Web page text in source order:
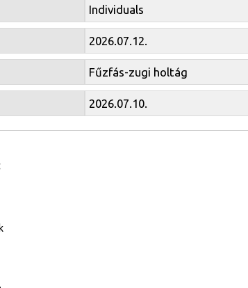
Individuals
2026.07.12.
Fűzfás-zugi holtág
2026.07.10.